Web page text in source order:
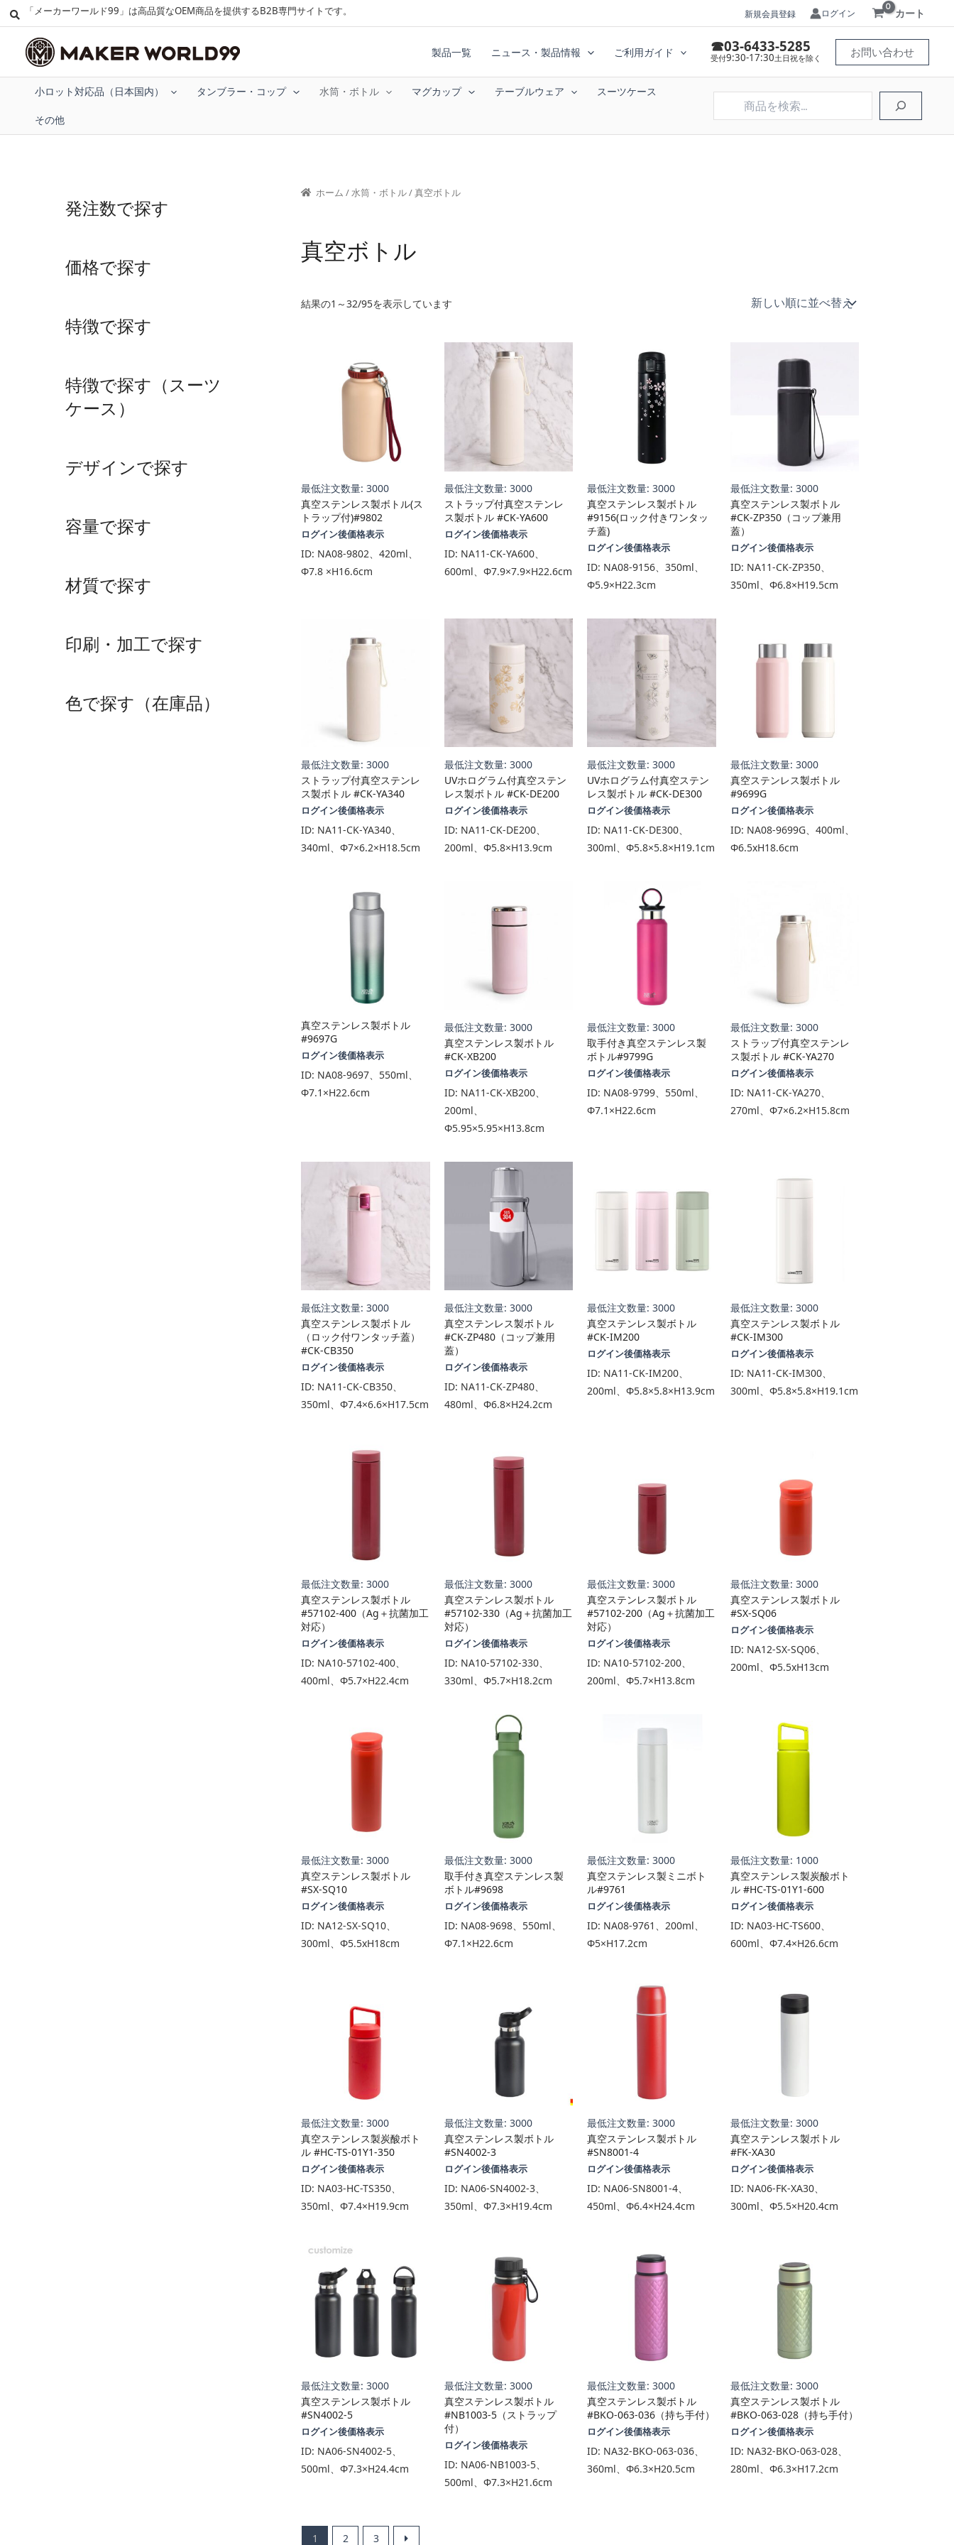
「メーカーワールド99」は高品質なOEM商品を提供するB2B専門サイトです。 新規会員登録 ログイン カート
製品一覧 ニュース・製品情報 ご利用ガイド ☎03-6433-5285
受付9:30-17:30土日祝を除く お問い合わせ
小ロット対応品（日本国内） タンブラー・コップ 水筒・ボトル マグカップ テーブルウェア スーツケース
その他
発注数で探す
価格で探す
特徴で探す
特徴で探す（スーツ
ケース）
デザインで探す
容量で探す
材質で探す
印刷・加工で探す
色で探す（在庫品）
ホーム /水筒・ボトル/ 真空ボトル
真空ボトル
結果の1～32/95を表示しています
最低注文数量: 3000
真空ステンレス製ボトル(ス
トラップ付)#9802
ログイン後価格表示
ID: NA08-9802、420ml、
Φ7.8 ×H16.6cm
最低注文数量: 3000
ストラップ付真空ステンレ
ス製ボトル #CK-YA600
ログイン後価格表示
ID: NA11-CK-YA600、
600ml、Φ7.9×7.9×H22.6cm
最低注文数量: 3000
真空ステンレス製ボトル
#9156(ロック付きワンタッ
チ蓋)
ログイン後価格表示
ID: NA08-9156、350ml、
Φ5.9×H22.3cm
最低注文数量: 3000
真空ステンレス製ボトル
#CK-ZP350（コップ兼用
蓋）
ログイン後価格表示
ID: NA11-CK-ZP350、
350ml、Φ6.8×H19.5cm
最低注文数量: 3000
ストラップ付真空ステンレ
ス製ボトル #CK-YA340
ログイン後価格表示
ID: NA11-CK-YA340、
340ml、Φ7×6.2×H18.5cm
最低注文数量: 3000
UVホログラム付真空ステン
レス製ボトル #CK-DE200
ログイン後価格表示
ID: NA11-CK-DE200、
200ml、Φ5.8×H13.9cm
最低注文数量: 3000
UVホログラム付真空ステン
レス製ボトル #CK-DE300
ログイン後価格表示
ID: NA11-CK-DE300、
300ml、Φ5.8×5.8×H19.1cm
最低注文数量: 3000
真空ステンレス製ボトル
#9699G
ログイン後価格表示
ID: NA08-9699G、400ml、
Φ6.5xH18.6cm
真空ステンレス製ボトル
#9697G
ログイン後価格表示
ID: NA08-9697、550ml、
Φ7.1×H22.6cm
最低注文数量: 3000
真空ステンレス製ボトル
#CK-XB200
ログイン後価格表示
ID: NA11-CK-XB200、
200ml、
Φ5.95×5.95×H13.8cm
最低注文数量: 3000
取手付き真空ステンレス製
ボトル#9799G
ログイン後価格表示
ID: NA08-9799、550ml、
Φ7.1×H22.6cm
最低注文数量: 3000
ストラップ付真空ステンレ
ス製ボトル #CK-YA270
ログイン後価格表示
ID: NA11-CK-YA270、
270ml、Φ7×6.2×H15.8cm
最低注文数量: 3000
真空ステンレス製ボトル
（ロック付ワンタッチ蓋）
#CK-CB350
ログイン後価格表示
ID: NA11-CK-CB350、
350ml、Φ7.4×6.6×H17.5cm
最低注文数量: 3000
真空ステンレス製ボトル
#CK-ZP480（コップ兼用
蓋）
ログイン後価格表示
ID: NA11-CK-ZP480、
480ml、Φ6.8×H24.2cm
最低注文数量: 3000
真空ステンレス製ボトル
#CK-IM200
ログイン後価格表示
ID: NA11-CK-IM200、
200ml、Φ5.8×5.8×H13.9cm
最低注文数量: 3000
真空ステンレス製ボトル
#CK-IM300
ログイン後価格表示
ID: NA11-CK-IM300、
300ml、Φ5.8×5.8×H19.1cm
最低注文数量: 3000
真空ステンレス製ボトル
#57102-400（Ag＋抗菌加工
対応）
ログイン後価格表示
ID: NA10-57102-400、
400ml、Φ5.7×H22.4cm
最低注文数量: 3000
真空ステンレス製ボトル
#57102-330（Ag＋抗菌加工
対応）
ログイン後価格表示
ID: NA10-57102-330、
330ml、Φ5.7×H18.2cm
最低注文数量: 3000
真空ステンレス製ボトル
#57102-200（Ag＋抗菌加工
対応）
ログイン後価格表示
ID: NA10-57102-200、
200ml、Φ5.7×H13.8cm
最低注文数量: 3000
真空ステンレス製ボトル
#SX-SQ06
ログイン後価格表示
ID: NA12-SX-SQ06、
200ml、Φ5.5xH13cm
最低注文数量: 3000
真空ステンレス製ボトル
#SX-SQ10
ログイン後価格表示
ID: NA12-SX-SQ10、
300ml、Φ5.5xH18cm
最低注文数量: 3000
取手付き真空ステンレス製
ボトル#9698
ログイン後価格表示
ID: NA08-9698、550ml、
Φ7.1×H22.6cm
最低注文数量: 3000
真空ステンレス製ミニボト
ル#9761
ログイン後価格表示
ID: NA08-9761、200ml、
Φ5×H17.2cm
最低注文数量: 1000
真空ステンレス製炭酸ボト
ル #HC-TS-01Y1-600
ログイン後価格表示
ID: NA03-HC-TS600、
600ml、Φ7.4×H26.6cm
最低注文数量: 3000
真空ステンレス製炭酸ボト
ル #HC-TS-01Y1-350
ログイン後価格表示
ID: NA03-HC-TS350、
350ml、Φ7.4×H19.9cm
最低注文数量: 3000
真空ステンレス製ボトル
#SN4002-3
ログイン後価格表示
ID: NA06-SN4002-3、
350ml、Φ7.3×H19.4cm
最低注文数量: 3000
真空ステンレス製ボトル
#SN8001-4
ログイン後価格表示
ID: NA06-SN8001-4、
450ml、Φ6.4×H24.4cm
最低注文数量: 3000
真空ステンレス製ボトル
#FK-XA30
ログイン後価格表示
ID: NA06-FK-XA30、
300ml、Φ5.5×H20.4cm
最低注文数量: 3000
真空ステンレス製ボトル
#SN4002-5
ログイン後価格表示
ID: NA06-SN4002-5、
500ml、Φ7.3×H24.4cm
最低注文数量: 3000
真空ステンレス製ボトル
#NB1003-5（ストラップ
付）
ログイン後価格表示
ID: NA06-NB1003-5、
500ml、Φ7.3×H21.6cm
最低注文数量: 3000
真空ステンレス製ボトル
#BKO-063-036（持ち手付）
ログイン後価格表示
ID: NA32-BKO-063-036、
360ml、Φ6.3×H20.5cm
最低注文数量: 3000
真空ステンレス製ボトル
#BKO-063-028（持ち手付）
ログイン後価格表示
ID: NA32-BKO-063-028、
280ml、Φ6.3×H17.2cm
1 2 3